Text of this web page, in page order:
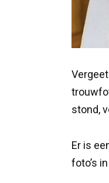
stond,
Er is
foto’s